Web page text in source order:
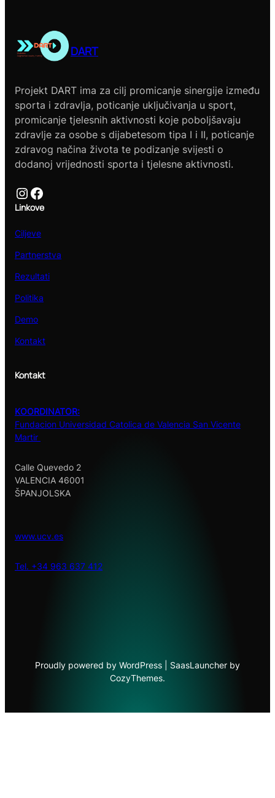
DART
Projekt DART ima za cilj promicanje sinergije između
sporta i zdravlja, poticanje uključivanja u sport,
promicanje tjelesnih aktivnosti koje poboljšavaju
zdravlje za osobe s dijabetesom tipa I i II, poticanje
zdravog načina života te podizanje svijesti o
dodanoj vrijednosti sporta i tjelesne aktivnosti.
Instagram Facebook
Linkove
Ciljeve
Partnerstva
Rezultati
Politika
Demo
Kontakt
Kontakt
KOORDINATOR:
Fundacion Universidad Catolica de Valencia San Vicente
Martir
Calle Quevedo 2
VALENCIA 46001
ŠPANJOLSKA
www.ucv.es
Tel. +34 963 637 412
Proudly powered by WordPress | SaasLauncher by
CozyThemes.